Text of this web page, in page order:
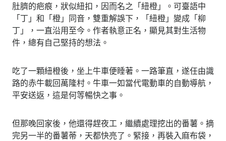
肚臍的疤痕，狀似紐扣，因而名之「紐橙」。可臺語中
「丁」和「橙」同音，雙重解誤下，「紐橙」變成「柳
丁」，一直沿用至今。作者執意正名，顯見其對生活物
件，總有自己堅持的想法。
吃了一顆紐橙後，坐上牛車便睡著。一路筆直，遂任由識
路的赤牛載回萬隆村。牛車一如當代電動車的自動導航，
平安送返，這是何等暢快之事。
但那晚回家後，他還得趕夜工，繼續處理挖出的番薯。摘
完另一半的番薯蒂，天都快亮了。緊接，再裝入麻布袋，